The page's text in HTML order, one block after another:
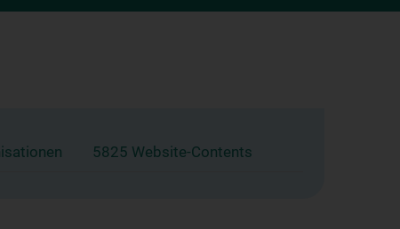
5825 Website-Contents